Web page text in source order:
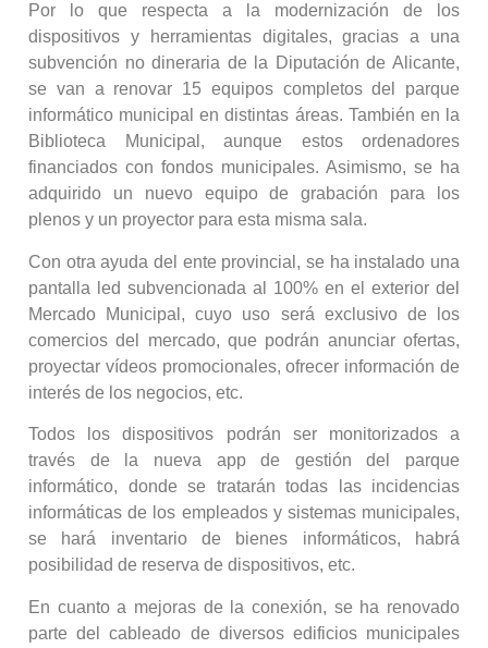
Por lo que respecta a la modernización de los
dispositivos y herramientas digitales, gracias a una
subvención no dineraria de la Diputación de Alicante,
se van a renovar 15 equipos completos del parque
informático municipal en distintas áreas. También en la
Biblioteca Municipal, aunque estos ordenadores
financiados con fondos municipales. Asimismo, se ha
adquirido un nuevo equipo de grabación para los
plenos y un proyector para esta misma sala.
Con otra ayuda del ente provincial, se ha instalado una
pantalla led subvencionada al 100% en el exterior del
Mercado Municipal, cuyo uso será exclusivo de los
comercios del mercado, que podrán anunciar ofertas,
proyectar vídeos promocionales, ofrecer información de
interés de los negocios, etc.
Todos los dispositivos podrán ser monitorizados a
través de la nueva app de gestión del parque
informático, donde se tratarán todas las incidencias
informáticas de los empleados y sistemas municipales,
se hará inventario de bienes informáticos, habrá
posibilidad de reserva de dispositivos, etc.
En cuanto a mejoras de la conexión, se ha renovado
parte del cableado de diversos edificios municipales